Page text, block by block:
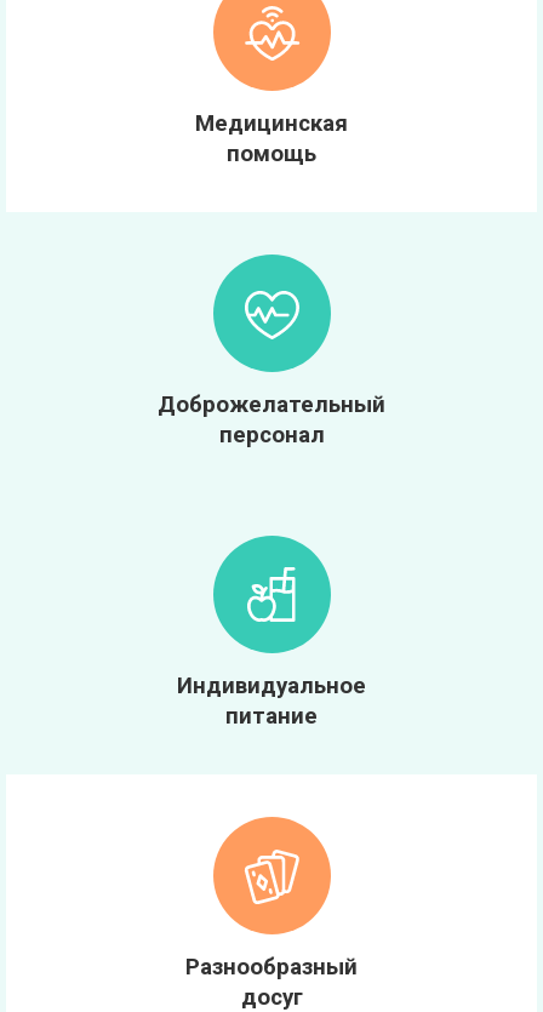
Медицинская
помощь
Доброжелательный
персонал
Индивидуальное
питание
Разнообразный
досуг